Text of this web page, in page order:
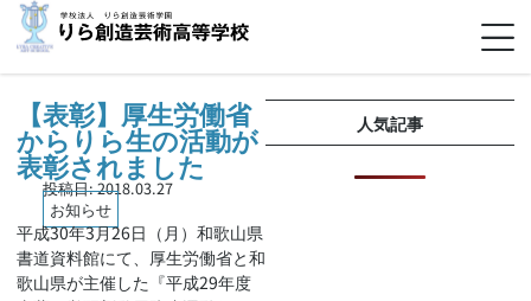
【表彰】厚生労働省
からりら生の活動が
表彰されました
投稿日:2018.03.27
お知らせ
平成30年3月26日（月）和歌山県
書道資料館にて、厚生労働省と和
歌山県が主催した『平成29年度
人気記事